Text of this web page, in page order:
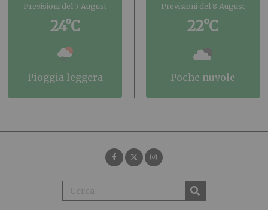
Previsioni del 7 August
24°C
pioggia leggera
Previsioni del 8 August
22°C
poche nuvole